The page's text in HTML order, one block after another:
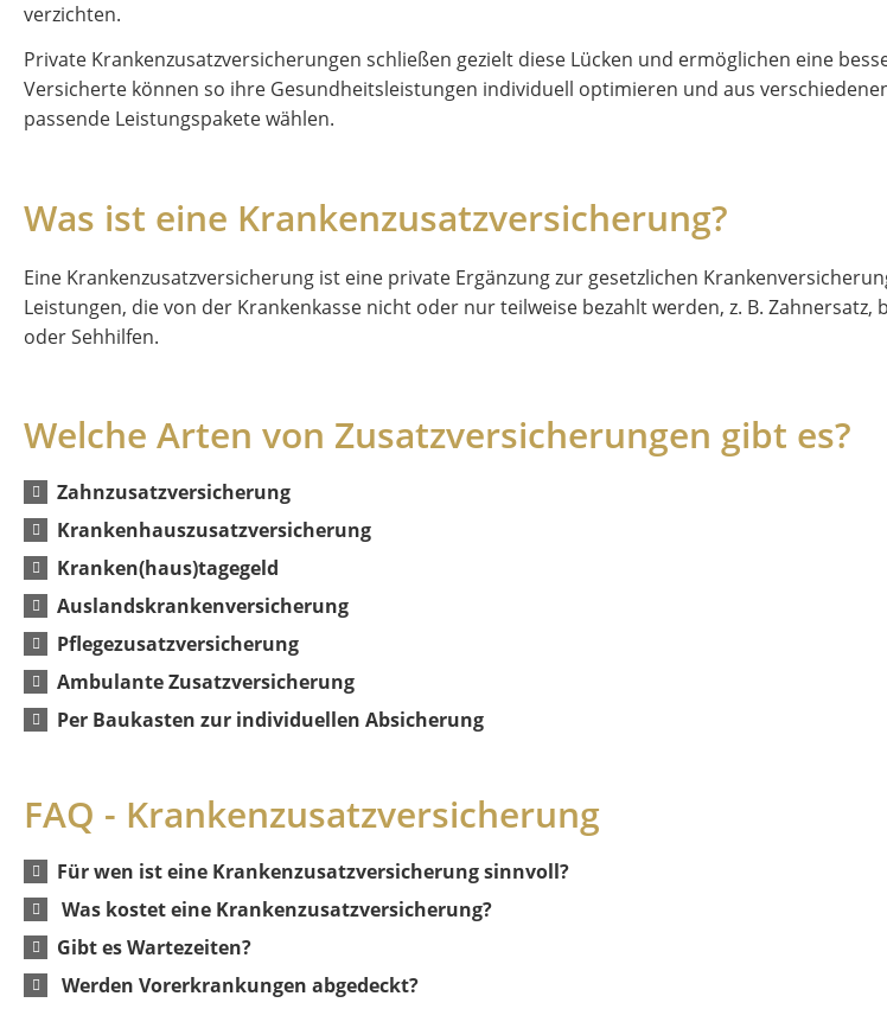
verzichten.
Private Krankenzusatzversicherungen schließen gezielt diese Lücken und ermöglichen eine
Versicherte können so ihre Gesundheitsleistungen individuell optimieren und aus
passende Leistungspakete wählen.
Was ist eine Krankenzusatzversicherung?
Eine Krankenzusatzversicherung ist eine private Ergänzung zur gesetzlichen
Leistungen, die von der Krankenkasse nicht oder nur teilweise bezahlt werden, z. B. Zahnersatz,
oder Sehhilfen.
Welche Arten von Zusatzversicherungen gibt es?
Zahnzusatzversicherung
Krankenhauszusatzversicherung
Kranken(haus)tagegeld
Auslandskrankenversicherung
Pflegezusatzversicherung
Ambulante Zusatzversicherung
Per Baukasten zur individuellen Absicherung
FAQ - Krankenzusatzversicherung
Für wen ist eine Krankenzusatzversicherung sinnvoll?
Was kostet eine Krankenzusatzversicherung?
Gibt es Wartezeiten?
Werden Vorerkrankungen abgedeckt?